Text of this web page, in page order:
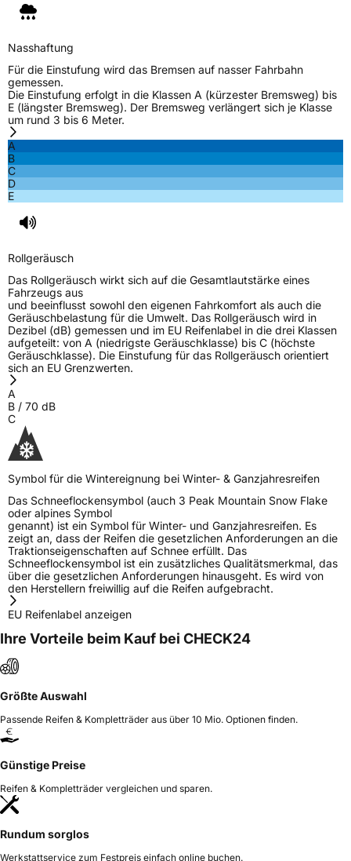
Nasshaftung
Für die Einstufung wird das Bremsen auf nasser Fahrbahn
gemessen.
Die Einstufung erfolgt in die Klassen A (kürzester Bremsweg) bis
E (längster Bremsweg). Der Bremsweg verlängert sich je Klasse
um rund 3 bis 6 Meter.
A
B
C
D
E
Rollgeräusch
Das Rollgeräusch wirkt sich auf die Gesamtlautstärke eines
Fahrzeugs aus
und beeinflusst sowohl den eigenen Fahrkomfort als auch die
Geräuschbelastung für die Umwelt. Das Rollgeräusch wird in
Dezibel (dB) gemessen und im EU Reifenlabel in die drei Klassen
aufgeteilt: von A (niedrigste Geräuschklasse) bis C (höchste
Geräuschklasse). Die Einstufung für das Rollgeräusch orientiert
sich an EU Grenzwerten.
A
B / 70 dB
C
Symbol für die Wintereignung bei Winter- & Ganzjahresreifen
Das Schneeflockensymbol (auch 3 Peak Mountain Snow Flake
oder alpines Symbol
genannt) ist ein Symbol für Winter- und Ganzjahresreifen. Es
zeigt an, dass der Reifen die gesetzlichen Anforderungen an die
Traktionseigenschaften auf Schnee erfüllt. Das
Schneeflockensymbol ist ein zusätzliches Qualitätsmerkmal, das
über die gesetzlichen Anforderungen hinausgeht. Es wird von
den Herstellern freiwillig auf die Reifen aufgebracht.
EU Reifenlabel anzeigen
Ihre Vorteile beim Kauf bei CHECK24
Größte Auswahl
Passende Reifen & Kompletträder aus über 10 Mio. Optionen finden.
Günstige Preise
Reifen & Kompletträder vergleichen und sparen.
Rundum sorglos
Werkstattservice zum Festpreis einfach online buchen.